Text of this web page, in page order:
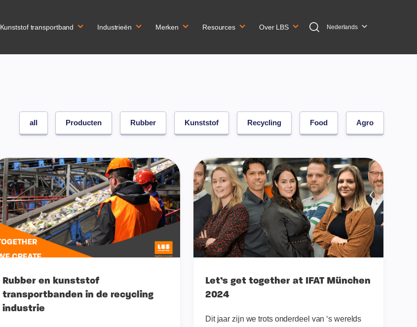
Kunststof transportband Industrieën Merken Resources Over LBS Nederlands
all Producten Rubber Kunststof Recycling Food Agro
Rubber en kunststof
transportbanden in de recycling
industrie
Let’s get together at IFAT München
2024
Dit jaar zijn we trots onderdeel van ‘s werelds